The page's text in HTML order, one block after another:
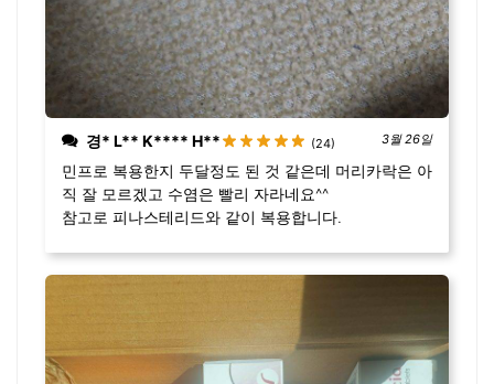
경* L** K**** H** (24) 3월 26일
민프로 복용한지 두달정도 된 것 같은데 머리카락은 아
직 잘 모르겠고 수염은 빨리 자라네요^^
참고로 피나스테리드와 같이 복용합니다.